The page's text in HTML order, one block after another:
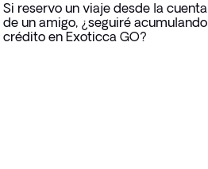
Si reservo un viaje desde la cuenta
de un amigo, ¿seguiré acumulando
crédito en Exoticca GO?